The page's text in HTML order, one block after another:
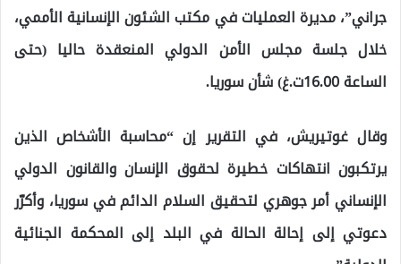
جراني”، مديرة العمليات في مكتب الشئون الإنسانية الأممي،
خلال جلسة مجلس الأمن الدولي المنعقدة حاليا (حتى
الساعة 16.00ت.غ) شأن سوريا.
وقال غوتيريش، في التقرير إن “محاسبة الأشخاص الذين
يرتكبون انتهاكات خطيرة لحقوق الإنسان والقانون الدولي
الإنساني أمر جوهري لتحقيق السلام الدائم في سوريا، وأكرّر
دعوتي إلى إحالة الحالة في البلد إلى المحكمة الجنائية